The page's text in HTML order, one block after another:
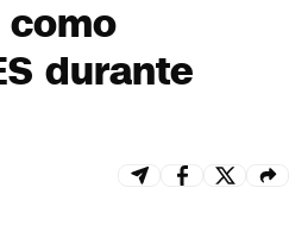
durante